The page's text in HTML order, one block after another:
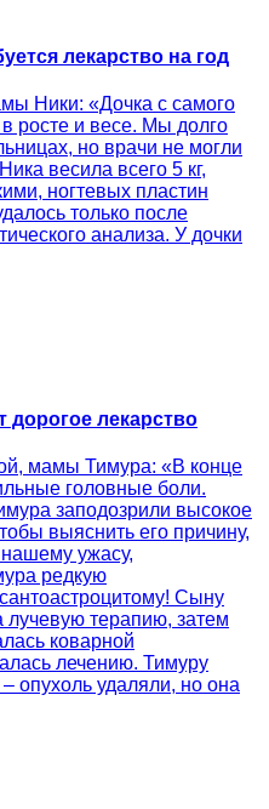
лекарство на год
Ники: «Дочка с самого
росте и весе. Мы долго
но врачи не могли
весила всего 5 кг,
ногтевых пластин
только после
анализа. У дочки
дорогое лекарство
мамы Тимура: «В конце
головные боли.
заподозрили высокое
выяснить его причину,
ужасу,
редкую
Сыну
лучевую терапию, затем
коварной
лечению. Тимуру
опухоль удаляли, но она